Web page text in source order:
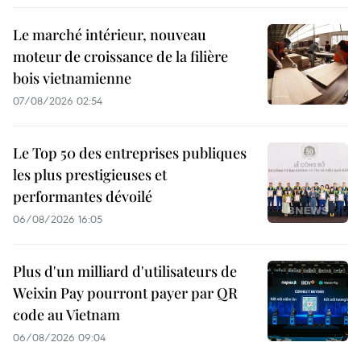
Le marché intérieur, nouveau
moteur de croissance de la filière
bois vietnamienne
07/08/2026 02:54
Le Top 50 des entreprises publiques
les plus prestigieuses et
performantes dévoilé
06/08/2026 16:05
Plus d'un milliard d'utilisateurs de
Weixin Pay pourront payer par QR
code au Vietnam
06/08/2026 09:04